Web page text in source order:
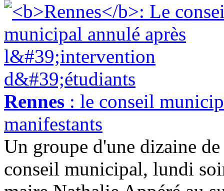
Rennes : le conseil
manifestants
Un groupe d'une dizaine
conseil municipal, lundi